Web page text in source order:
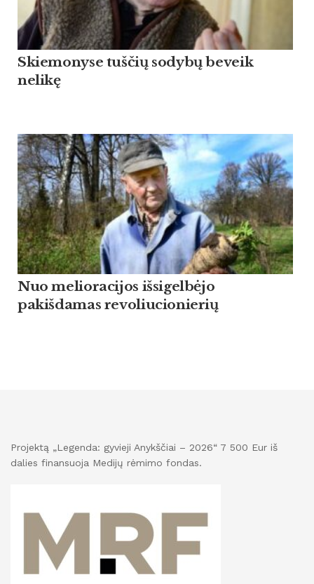
Skiemonyse tuščių sodybų beveik
nelikę
Nuo melioracijos išsigelbėjo
pakišdamas revoliucionierių
Projektą „Legenda: gyvieji Anykščiai – 2026“ 7 500 Eur iš
dalies finansuoja Medijų rėmimo fondas.